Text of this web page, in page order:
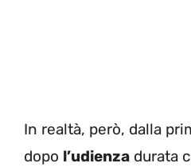
In realtà, però, dalla
dopo l’udienza durata